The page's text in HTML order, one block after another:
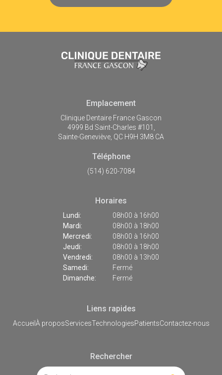
Emplacement
Clinique Dentaire France Gascon
4999 Bd Saint-Charles #101
Sainte-Geneviève QC H9H 3M8 CA
Téléphone
(514) 620-7084
Horaires
Lundi:
08h00 à 16h00
Mardi:
08h00 à 18h00
Mercredi:
08h00 à 16h00
Jeudi:
08h00 à 18h00
Vendredi:
08h00 à 13h00
Samedi:
Fermé
Dimanche:
Fermé
Liens rapides
AccueilÀ proposServicesTechnologiesPatientsContactez-nous
Rechercher
Rechercher